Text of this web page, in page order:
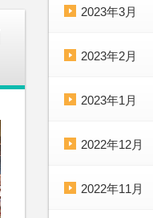
2023年3月
2023年2月
2023年1月
2022年12月
2022年11月